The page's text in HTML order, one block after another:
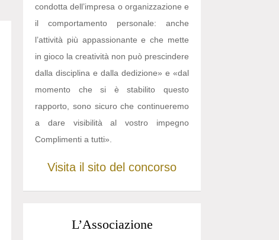
condotta dell’impresa o organizzazione e
il comportamento personale: anche
l’attività più appassionante e che mette
in gioco la creatività non può prescindere
dalla disciplina e dalla dedizione» e «dal
momento che si è stabilito questo
rapporto, sono sicuro che continueremo
a dare visibilità al vostro impegno
Complimenti a tutti».
Visita il sito del concorso
L’Associazione